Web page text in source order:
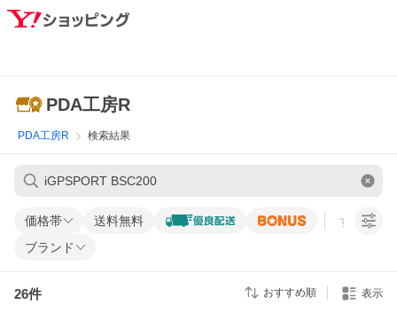
PDA工房R
PDA工房R 検索結果
価格帯 送料無料 すべての条
ブランド
26件 おすすめ順 表示